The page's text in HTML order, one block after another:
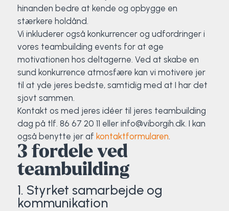
hinanden bedre at kende og opbygge en
stærkere holdånd.
Vi inkluderer også konkurrencer og udfordringer i
vores teambuilding events for at øge
motivationen hos deltagerne. Ved at skabe en
sund konkurrence atmosfære kan vi motivere jer
til at yde jeres bedste, samtidig med at I har det
sjovt sammen.
Kontakt os med jeres idéer til jeres teambuilding
dag på tlf. 86 67 20 11 eller info@viborgih.dk. I kan
også benytte jer af kontaktformularen.
3 fordele ved
teambuilding
1. Styrket samarbejde og
kommunikation